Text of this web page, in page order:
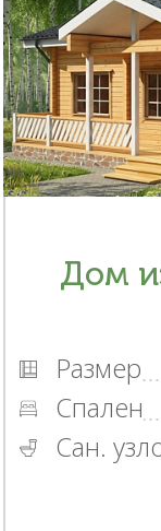
Дом
Размер
Спален
Сан.